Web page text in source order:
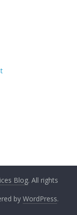
Blog. All rights
by WordPress.